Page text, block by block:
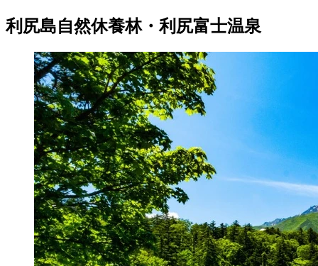
利尻島自然休養林・利尻富士温泉